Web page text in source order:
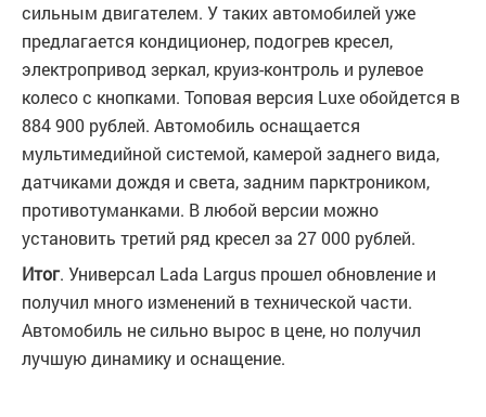
сильным двигателем. У таких автомобилей уже
предлагается кондиционер, подогрев кресел,
электропривод зеркал, круиз-контроль и рулевое
колесо с кнопками. Топовая версия Luxe обойдется в
884 900 рублей. Автомобиль оснащается
мультимедийной системой, камерой заднего вида,
датчиками дождя и света, задним парктроником,
противотуманками. В любой версии можно
установить третий ряд кресел за 27 000 рублей.
Итог. Универсал Lada Largus прошел обновление и
получил много изменений в технической части.
Автомобиль не сильно вырос в цене, но получил
лучшую динамику и оснащение.